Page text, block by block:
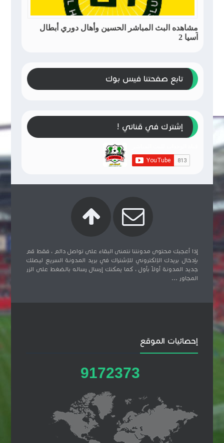
مشاهده البث المباشر الحسين وأهال دوري أبطال
آسيا 2
تابع صفحتنا فيس بوك
إشترك في قناتي !
إذا أعجبك محتوى مدونتنا نتمنى البقاء على تواصل دائم ، فقط قم
بإدخال بريدك الإلكتروني للإشتراك في بريد المدونة السريع ليصلك
جديد المدونة أولاً بأول ، كما يمكنك إرسال رساله بالضغط على الزر
المجاور ...
إحصائيات الموقع
9172373